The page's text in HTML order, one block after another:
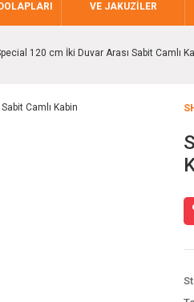
DOLAPLARI
VE JAKUZİLER
120 cm İki Duvar Arası Sabit Camlı